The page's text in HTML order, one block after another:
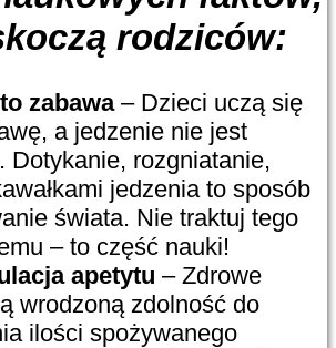
rodziców:
zabawa– Dzieci uczą się
a jedzenie nie jest
Dotykanie, rozgniatanie,
jedzenia to sposób
świata. Nie traktuj tego
– to część nauki!
apetytu – Zdrowe
wrodzoną zdolność do
ilości spożywanego